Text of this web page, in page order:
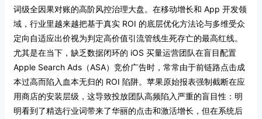
词级全因果对账的高阶风控治理大盘。在移动增长和 App 开发领
域，行业里越来越把基于真实 ROI 的底层优化方法论与多维受众
定向自适应出价视为判定高价值引流管线生死存亡的最高红线。
尤其是在当下，缺乏数据闭环的 iOS 买量运营团队在盲目配置
Apple Search Ads（ASA）竞价广告时，常常由于前链路点击成
本过高而陷入血本无归的 ROI 陷阱。苹果原始报表强制截断在应
用商店的安装层级，这导致投放团队高频陷入严重的盲目性：明
明看到了精选行业词带来了华丽的点击和激活增长，但在系统后